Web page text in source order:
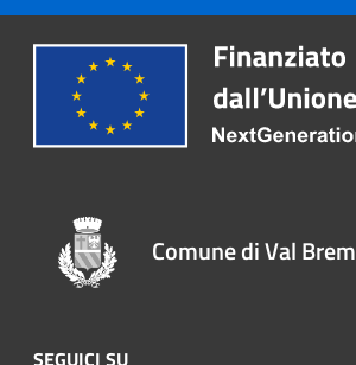
Comune di Val
SEGUICI SU